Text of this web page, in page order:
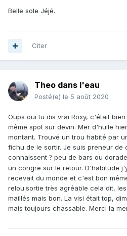
Belle sole Jéjé.
Citer
Theo dans l'eau
Posté(e) le 5 août 2020
Oups oui tu dis vrai Roxy, c'était
même spot sur devin. Mer d'huile
montant. Trouvé un trou habité par
fichu de le sortir. Je suis preneur de
connaissent ? peu de bars ou
un congre sur le retour. D'habitude
recevait du monde et c'est bon
relou.sortie très agréable cela dit,
maillés mais bon. La visi était top,
mais toujours chassable. Merci la